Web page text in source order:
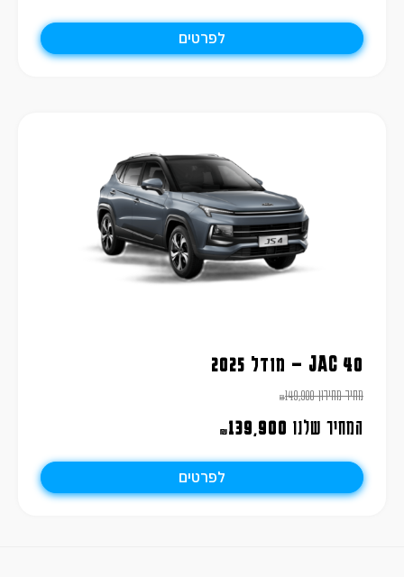
לפרטים
JAC 40 – מודל 2025
מחיר מחירון ₪149,900
המחיר שלנו ₪139,900
לפרטים